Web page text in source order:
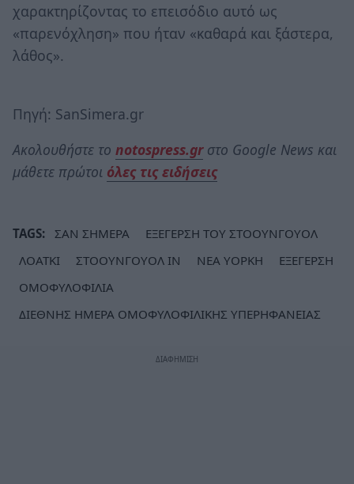
χαρακτηρίζοντας το επεισόδιο αυτό ως
«παρενόχληση» που ήταν «καθαρά και ξάστερα,
λάθος».
Πηγή: SanSimera.gr
Ακολουθήστε το notospress.grστο Google News και
μάθετε πρώτοι όλες τις ειδήσεις
TAGS: ΣΑΝ ΣΗΜΕΡΑ
ΕΞΕΓΕΡΣΗ ΤΟΥ ΣΤΟΟΥΝΓΟΥΟΛ
ΛΟΑΤΚΙ
ΣΤΟΟΥΝΓΟΥΟΛ ΙΝ ΝΕΑ ΥΟΡΚΗ
ΕΞΕΓΕΡΣΗ
ΟΜΟΦΥΛΟΦΙΛΙΑ
ΔΙΕΘΝΗΣ ΗΜΕΡΑ ΟΜΟΦΥΛΟΦΙΛΙΚΗΣ ΥΠΕΡΗΦΑΝΕΙΑΣ